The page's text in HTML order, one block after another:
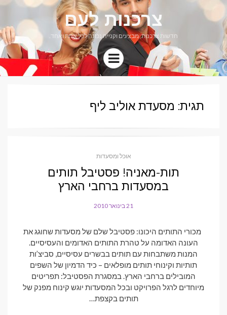
צרכנות לעם
חדשות צרכנות, מבצעים וקנייה נכונה לכל אחת ואחד.
Menu
תגית: מסעדת אוליב ליף
אוכל ומסעדות
תות-מאניה! פסטיבל תותים
במסעדות ברחבי הארץ
POSTED
21 בינואר 2010
מכורי התותים היכונו: פסטיבל שלם של מסעדות שחוגג את
העונה האדומה על טהרת התותים האדומים והעסיסיים.
המנות משתבחות עם תותים בבשרים עסיסיים, סביצ’ות
תותיות וקינוחי תותים מופלאים – כיד הדמיון של השפים
המובילים ברחבי הארץ. במסגרת הפסטיבל: תפריטים
מיוחדים לרגל הפרויקט ובכל המסעדות יוגש קינוח מפנק של
תותים בקצפת…